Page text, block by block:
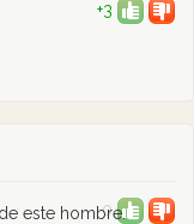
+3
este hombre.
0